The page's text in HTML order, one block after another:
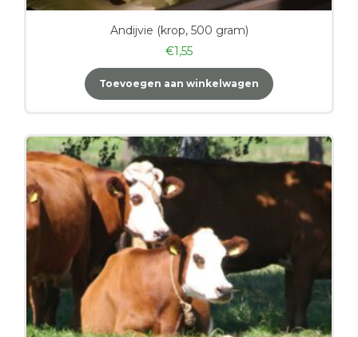
Andijvie (krop, 500 gram)
€1,55
Toevoegen aan winkelwagen